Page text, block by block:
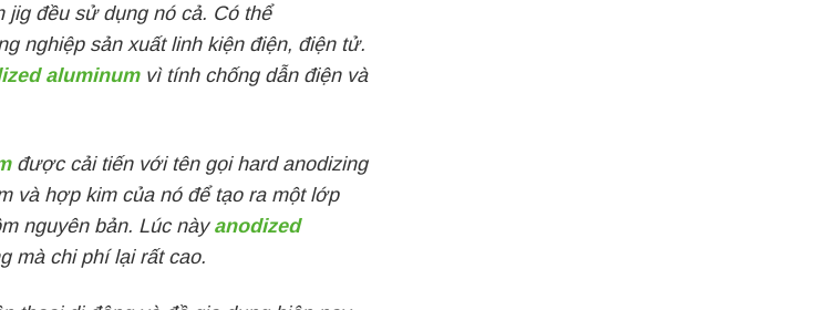
jig đều sử dụng nó cả. Có thể
nghiệp sản xuất linh kiện điện, điện tử.
aluminum vì tính chống dẫn điện và
được cải tiến với tên gọi hard anodizing
và hợp kim của nó để tạo ra một lớp
nguyên bản. Lúc này anodized
mà chi phí lại rất cao.